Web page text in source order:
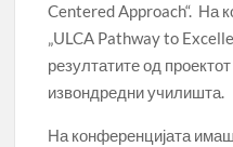
Centered Approach“. На
„ULCA Pathway to
резултатите од проектот
извондредни училишта.
На конференцијата